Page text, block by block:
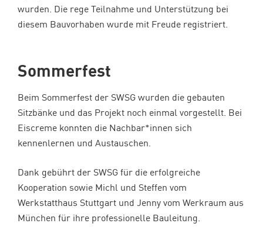
wurden. Die rege Teilnahme und Unterstützung bei
diesem Bauvorhaben wurde mit Freude registriert.
Sommerfest
Beim Sommerfest der SWSG wurden die gebauten
Sitzbänke und das Projekt noch einmal vorgestellt. Bei
Eiscreme konnten die Nachbar*innen sich
kennenlernen und Austauschen.
Dank gebührt der SWSG für die erfolgreiche
Kooperation sowie Michl und Steffen vom
Werkstatthaus Stuttgart und Jenny vom Werkraum aus
München für ihre professionelle Bauleitung.